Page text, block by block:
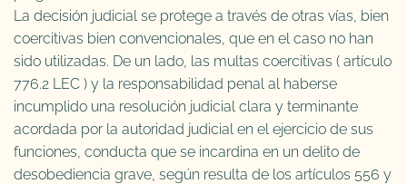
La decisión judicial se protege a través de otras vías, bien
coercitivas bien convencionales, que en el caso no han
sido utilizadas. De un lado, las multas coercitivas ( artículo
776.2 LEC ) y la responsabilidad penal al haberse
incumplido una resolución judicial clara y terminante
acordada por la autoridad judicial en el ejercicio de sus
funciones, conducta que se incardina en un delito de
desobediencia grave, según resulta de los artículos 556 y